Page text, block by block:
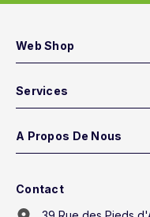
Web Shop
Services
A Propos De Nous
Contact